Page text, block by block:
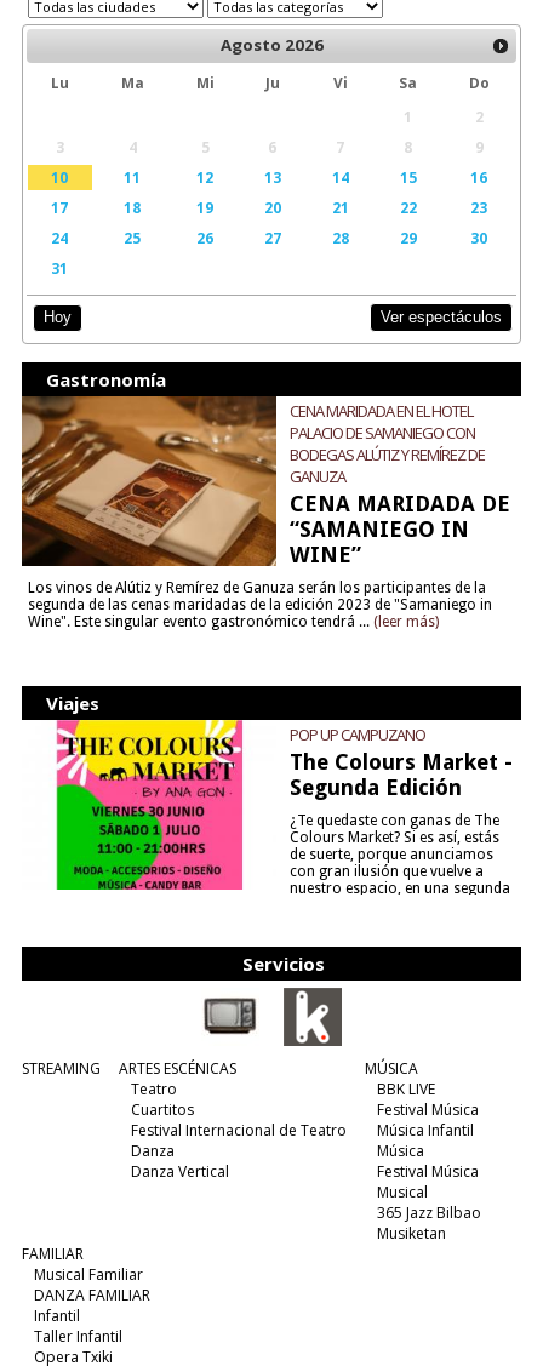
Agosto 2026
Lu Ma Mi Ju Vi Sa
Do
1
2
3
4 5 6 7 8
9
10
11 12 13 14 15
16
17
18 19 20 21 22
23
24
25 26 27 28 29
30
31
Hoy Ver espectáculos
Gastronomía
CENA MARIDADA EN EL HOTEL
PALACIO DE SAMANIEGO CON
BODEGAS ALÚTIZ Y REMÍREZ DE
GANUZA
CENA MARIDADA DE
“SAMANIEGO IN
WINE”
Los vinos de Alútiz y Remírez de Ganuza serán los participantes de la
segunda de las cenas maridadas de la edición 2023 de "Samaniego in
Wine". Este singular evento gastronómico tendrá ... (leer más)
Viajes
POP UP CAMPUZANO
The Colours Market -
Segunda Edición
¿Te quedaste con ganas de The
Colours Market? Si es así, estás
de suerte, porque anunciamos
con gran ilusión que vuelve a
nuestro espacio, en una segunda
Servicios
STREAMING
ARTES ESCÉNICAS
Teatro
Cuartitos
Festival Internacional de Teatro
Danza
Danza Vertical
MÚSICA
BBK LIVE
Festival Música
Música Infantil
Música
Festival Música
Musical
365 Jazz Bilbao
Musiketan
FAMILIAR
Musical Familiar
DANZA FAMILIAR
Infantil
Taller Infantil
Opera Txiki